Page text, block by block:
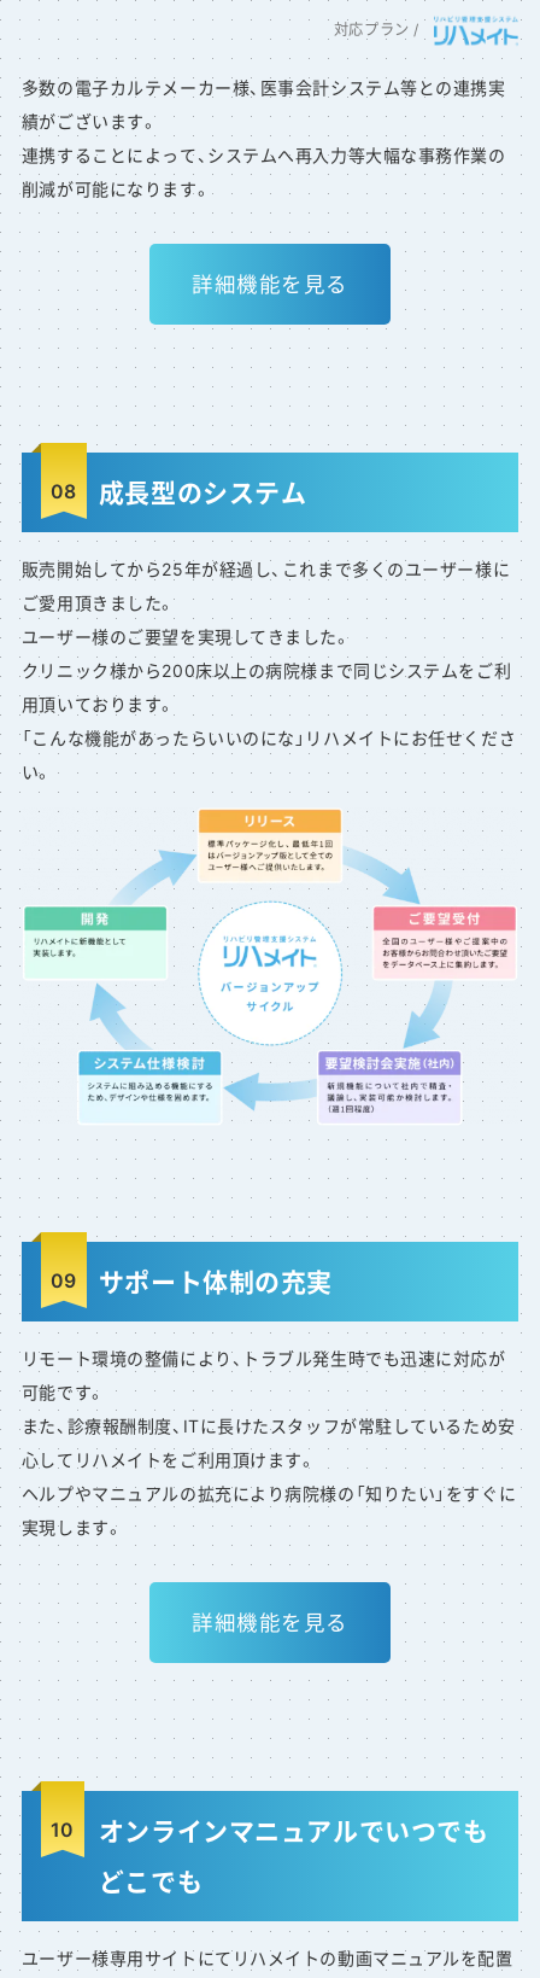
多数の電子カルテメーカー様、医事会計システム等との連携実
績がございます。
連携することによって、システムへ再入力等大幅な事務作業の
削減が可能になります。
詳細機能を見る
成長型のシステム
販売開始してから25年が経過し、これまで多くのユーザー様に
ご愛用頂きました。
ユーザー様のご要望を実現してきました。
クリニック様から200床以上の病院様まで同じシステムをご利
用頂いております。
「こんな機能があったらいいのにな」リハメイトにお任せくださ
い。
サポート体制の充実
リモート環境の整備により、トラブル発生時でも迅速に対応が
可能です。
また、診療報酬制度、ITに長けたスタッフが常駐しているため安
心してリハメイトをご利用頂けます。
ヘルプやマニュアルの拡充により病院様の「知りたい」をすぐに
実現します。
詳細機能を見る
オンラインマニュアルでいつでも
どこでも
ユーザー様専用サイトにてリハメイトの動画マニュアルを配置